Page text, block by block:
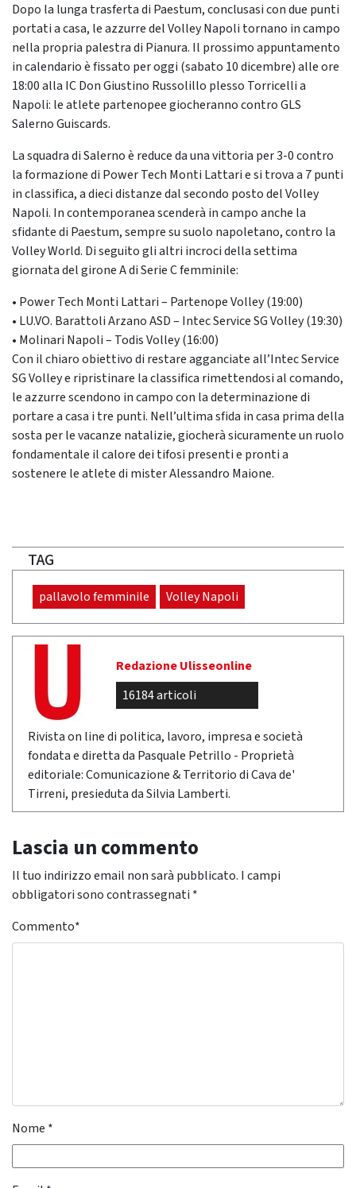
Dopo la lunga trasferta di Paestum, conclusasi con due punti
portati a casa, le azzurre del Volley Napoli tornano in campo
nella propria palestra di Pianura. Il prossimo appuntamento
in calendario è fissato per oggi (sabato 10 dicembre)alle ore
18:00 alla IC Don Giustino Russolillo plesso Torricellia
Napoli: le atlete partenopee giocheranno controGLS
SalernoGuiscards.
La squadra di Salerno è reduce da una vittoria per 3-0 contro
la formazione di Power Tech Monti Lattari e si trova a 7 punti
in classifica, a dieci distanze dal secondo posto del Volley
Napoli. In contemporanea scenderà in campo anche la
sfidante di Paestum, sempre su suolo napoletano, contro la
Volley World. Di seguitogli altri incroci della settima
giornata del girone A di Serie C femminile:
• Power Tech Monti Lattari – Partenope Volley (19:00)
• LU.VO. Barattoli Arzano ASD – IntecService SG Volley (19:30)
• Molinari Napoli – TodisVolley (16:00)
Con il chiaro obiettivo di restare agganciate all’IntecService
SG Volleye ripristinare la classifica rimettendosi al comando,
le azzurre scendono in campo con ladeterminazione di
portare a casa i tre punti. Nell’ultima sfida in casa prima della
sosta per le vacanze natalizie, giocherà sicuramente un ruolo
fondamentale ilcalore dei tifosi presentie pronti a
sostenere le atlete di mister Alessandro Maione.
TAG
pallavolo femminile Volley Napoli
Redazione Ulisseonline
16184 articoli
Rivista on line di politica, lavoro, impresa e società
fondata e diretta da Pasquale Petrillo - Proprietà
editoriale: Comunicazione & Territorio di Cava de'
Tirreni, presieduta da Silvia Lamberti.
Lascia un commento
Il tuo indirizzo email non sarà pubblicato. I campi
obbligatori sono contrassegnati *
Commento*
Nome *